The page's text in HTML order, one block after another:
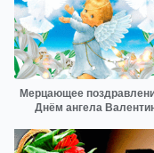
Мерцающее
Днём ангела